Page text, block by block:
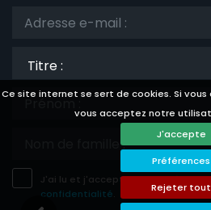
Ce site internet se sert de cookies. Si
vous acceptez notre
J'accepte
Préférences
Rejeter tout
J'ai lu et j'accepte lesavis légale
confidentialité